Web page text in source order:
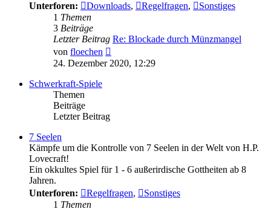
Unterforen:
Downloads, Regelfragen,
Sonstiges
1 Themen
3 Beiträge
Letzter Beitrag Re: Blockade durch Münzmangel
von floechen
Beitrag
24. Dezember 2020, 12:29
Schwerkraft-Spiele
Themen
Beiträge
Letzter Beitrag
7 Seelen
Kämpfe um die Kontrolle von 7 Seelen in der Welt von H.P.
Lovecraft!
Ein okkultes Spiel für 1 - 6 außerirdische Gottheiten ab 8
Jahren.
Unterforen:
Regelfragen,
Sonstiges
1 Themen